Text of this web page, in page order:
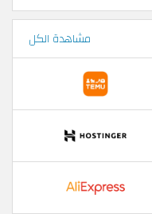
مشاهدة الكل